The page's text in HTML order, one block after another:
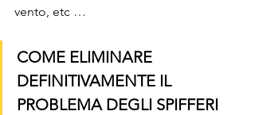
vento, etc …
COME ELIMINARE
DEFINITIVAMENTE IL
PROBLEMA DEGLI SPIFFERI